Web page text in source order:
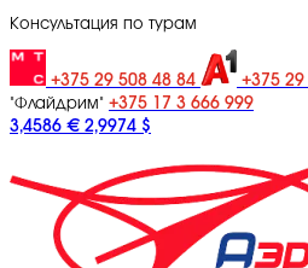
Консультация по турам
+375 29 508 48 84 +375
"Флайдрим" +375 17 3 666 999
3,4586 € 2,9974 $